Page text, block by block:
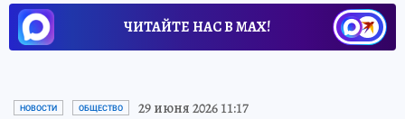
ЧИТАЙТЕ НАС В МАХ!
НОВОСТИ ОБЩЕСТВО 29 июня 2026 11:17